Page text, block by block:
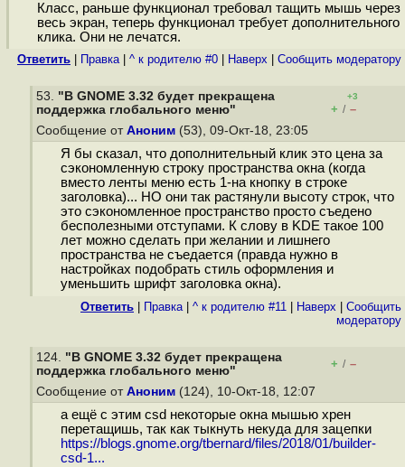
Класс, раньше функционал требовал тащить мышь через
весь экран, теперь функционал требует дополнительного
клика. Они не лечатся.
Ответить Правка| ^ к родителю #0 Наверх Cообщить модератору
53. "В GNOME 3.32 будет прекращена
поддержка глобального меню"
+3
+ / –
Сообщение от Аноним (53), 09-Окт-18, 23:05
Я бы сказал, что дополнительный клик это цена за
сэкономленную строку пространства окна (когда
вместо ленты меню есть 1-на кнопку в строке
заголовка)... НО они так растянули высоту строк, что
это сэкономленное пространство просто съедено
бесполезными отступами. К слову в KDE такое 100
лет можно сделать при желании и лишнего
пространства не съедается (правда нужно в
настройках подобрать стиль оформления и
уменьшить шрифт заголовка окна).
Ответить Правка| ^ к родителю #11 Наверх
Cообщить
модератору
124. "В GNOME 3.32 будет прекращена
поддержка глобального меню"
+ / –
Сообщение от Аноним (124), 10-Окт-18, 12:07
а ещё с этим csd некоторые окна мышью хрен
перетащишь, так как тыкнуть некуда для зацепки
https://blogs.gnome.org/tbernard/files/2018/01/builder-
csd-1...